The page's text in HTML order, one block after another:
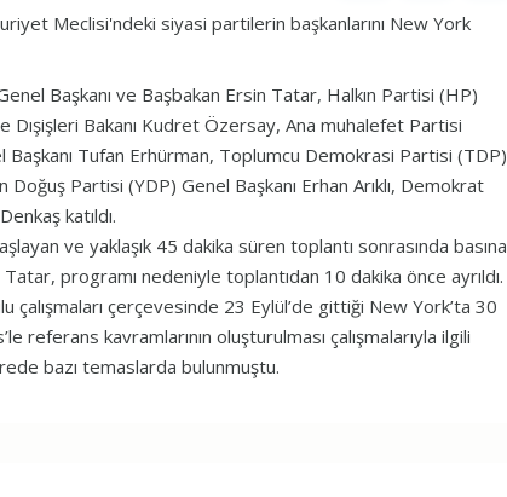
Meclisi'ndeki siyasi partilerin başkanlarını New York
Başkanı ve Başbakan Ersin Tatar, Halkın Partisi (HP)
Dışişleri Bakanı Kudret Özersay, Ana muhalefet Partisi
Tufan Erhürman, Toplumcu Demokrasi Partisi (TDP)
Partisi (YDP) Genel Başkanı Erhan Arıklı, Demokrat
katıldı.
ve yaklaşık 45 dakika süren toplantı sonrasında basına
programı nedeniyle toplantıdan 10 dakika önce ayrıldı.
çalışmaları çerçevesinde 23 Eylül’de gittiği New York’ta 30
referans kavramlarının oluşturulması çalışmalarıyla ilgili
bazı temaslarda bulunmuştu.